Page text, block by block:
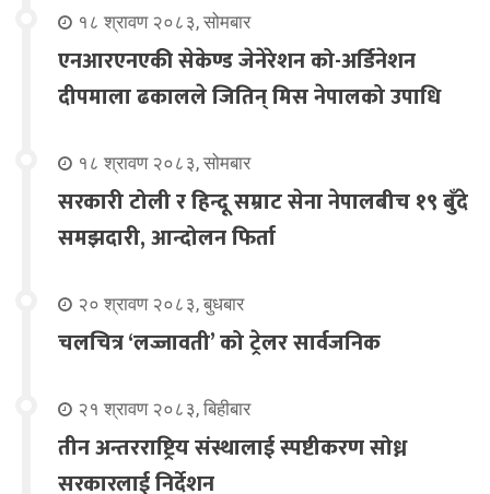
१८ श्रावण २०८३, सोमबार
एनआरएनएकी सेकेण्ड जेनेरेशन को-अर्डिनेशन
दीपमाला ढकालले जितिन् मिस नेपालको उपाधि
१८ श्रावण २०८३, सोमबार
सरकारी टोली र हिन्दू सम्राट सेना नेपालबीच १९ बुँदे
समझदारी, आन्दोलन फिर्ता
२० श्रावण २०८३, बुधबार
चलचित्र ‘लज्जावती’ को ट्रेलर सार्वजनिक
२१ श्रावण २०८३, बिहीबार
तीन अन्तरराष्ट्रिय संस्थालाई स्पष्टीकरण सोध्न
सरकारलाई निर्देशन